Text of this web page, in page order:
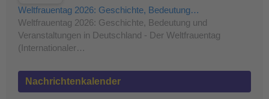
Weltfrauentag 2026: Geschichte, Bedeutung…
Weltfrauentag 2026: Geschichte, Bedeutung und
Veranstaltungen in Deutschland - Der Weltfrauentag
(Internationaler…
Nachrichtenkalender